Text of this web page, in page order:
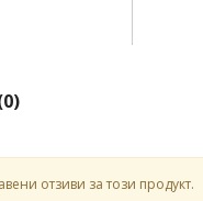
0)
отзиви за този продукт.